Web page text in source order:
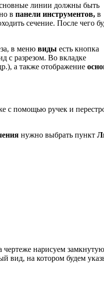
линии должны быть
в панели инструментов, в
сечение. После чего
в меню виды есть кнопка
с разрезом. Во вкладке
а также отображение
с помощью ручек и
нужно выбрать пункт
чертеже нарисуем замкнутую
вид, на котором будем